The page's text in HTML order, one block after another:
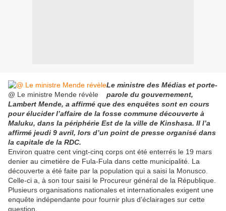
@ Le ministre Mende révèle
Le ministre des Médias et porte-
parole du gouvernement,
Lambert Mende, a affirmé que des enquêtes sont en cours
pour élucider l’affaire de la fosse commune découverte à
Maluku, dans la périphérie Est de la ville de Kinshasa. Il l’a
affirmé jeudi 9 avril, lors d’un point de presse organisé dans
la capitale de la RDC.
Environ quatre cent vingt-cinq corps ont été enterrés le 19 mars
denier au cimetière de Fula-Fula dans cette municipalité. La
découverte a été faite par la population qui a saisi la Monusco.
Celle-ci a, à son tour saisi le Procureur général de la République.
Plusieurs organisations nationales et internationales exigent une
enquête indépendante pour fournir plus d’éclairages sur cette
question.